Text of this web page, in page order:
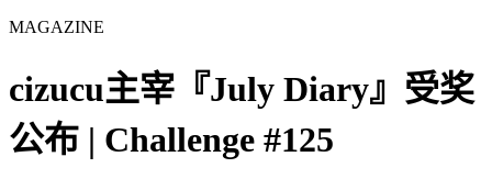
MAGAZINE
cizucu主宰『July Diary』受奖
公布 | Challenge #125